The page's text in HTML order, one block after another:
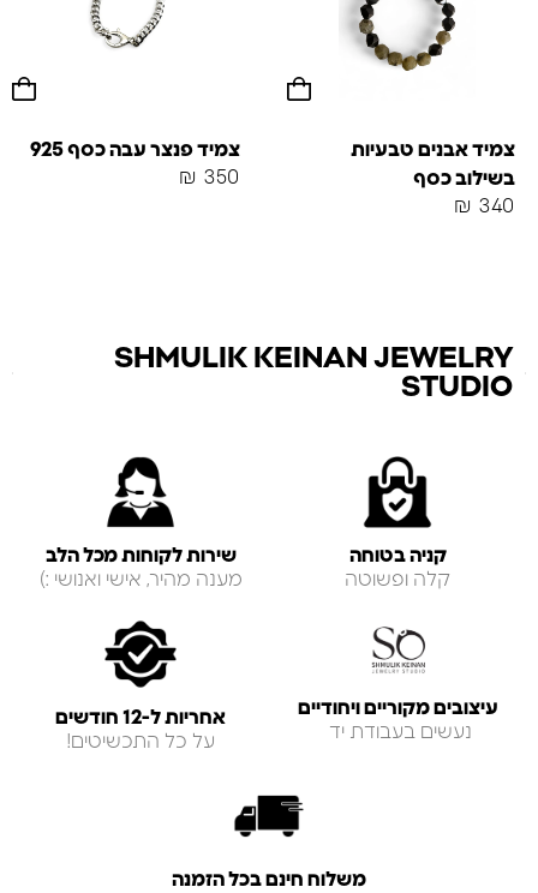
צמיד אבנים טבעיות
בשילוב כסף
₪ 340
צמיד פנצר עבה כסף 925
₪ 350
SHMULIK KEINAN JEWELRY
STUDIO
קניה בטוחה
קלה ופשוטה
שירות לקוחות מכל הלב
מענה מהיר, אישי ואנושי :)
עיצובים מקוריים ויחודיים
נעשים בעבודת יד
אחריות ל-12 חודשים
על כל התכשיטים!
משלוח חינם בכל הזמנה